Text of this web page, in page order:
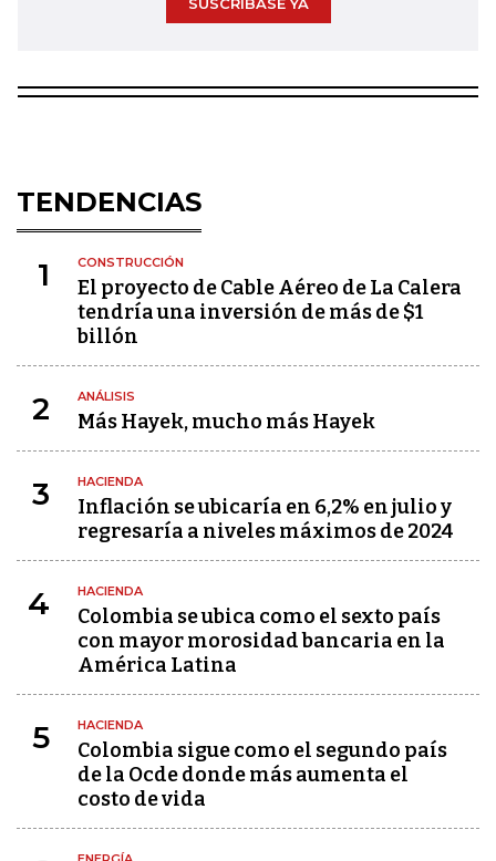
TENDENCIAS
1 CONSTRUCCIÓN
El proyecto de Cable Aéreo de La Calera
tendría una inversión de más de $1
billón
2 ANÁLISIS
Más Hayek, mucho más Hayek
3 HACIENDA
Inflación se ubicaría en 6,2% en julio y
regresaría a niveles máximos de 2024
4 HACIENDA
Colombia se ubica como el sexto país
con mayor morosidad bancaria en la
América Latina
5 HACIENDA
Colombia sigue como el segundo país
de la Ocde donde más aumenta el
costo de vida